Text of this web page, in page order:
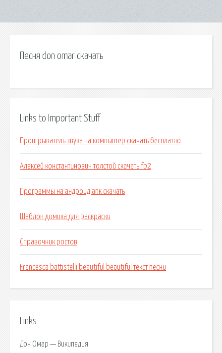
Песня don omar скачать
Links to Important Stuff
Проигрыватель звука на компьютер скачать бесплатно
Алексей константинович толстой скачать fb2
Программы на андроид апк скачать
Шаблон домика для раскраски
Справочник ростов
Francesca battistelli beautiful beautiful текст песни
Links
Дон Омар — Википедия.